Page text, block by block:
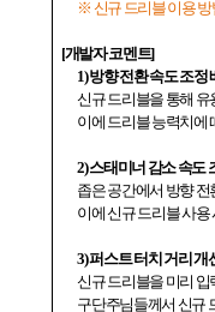
※ 신규 드리블 이용
[개발자 코멘트]
1)방향 전환 속도 조정
신규 드리블을 통해
이에 드리블 능력치에
2)스태미너 감소 속도
좁은 공간에서 방향
이에 신규 드리블 사용
3)퍼스트 터치 거리 개
신규 드리블을 미리 입
구단주님들께서 신규